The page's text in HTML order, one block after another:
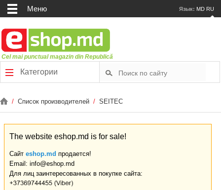
Меню Язык: MD RU
Cel mai punctual magazin din Republică
Категории
/ Список производителей / SEITEC
The website eshop.md is for sale!
Сайт eshop.md продается!
Email: info@eshop.md
Для лиц заинтересованных в покупке сайта: